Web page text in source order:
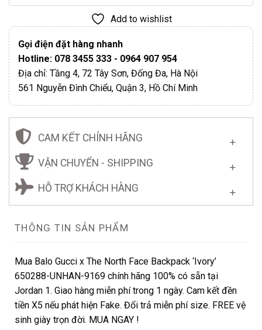
Add to wishlist
Gọi điện đặt hàng nhanh
Hotline: 078 3455 333 - 0964 907 954
Địa chỉ: Tầng 4, 72 Tây Sơn, Đống Đa, Hà Nội
561 Nguyễn Đình Chiểu, Quận 3, Hồ Chí Minh
CAM KẾT CHÍNH HÃNG
VẬN CHUYỂN - SHIPPING
HỖ TRỢ KHÁCH HÀNG
THÔNG TIN SẢN PHẨM
Mua Balo Gucci x The North Face Backpack ‘Ivory’
650288-UNHAN-9169 chính hãng 100% có sẵn tại
Jordan 1. Giao hàng miễn phí trong 1 ngày. Cam kết đền
tiền X5 nếu phát hiện Fake. Đổi trả miễn phí size. FREE vệ
sinh giày trọn đời. MUA NGAY !